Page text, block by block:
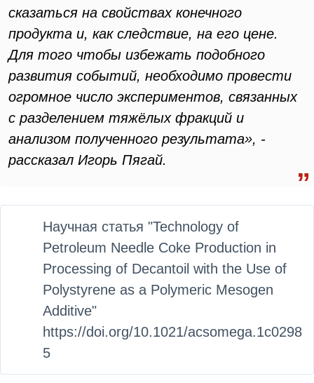
сказаться на свойствах конечного
продукта и, как следствие, на его цене.
Для того чтобы избежать подобного
развития событий, необходимо провести
огромное число экспериментов, связанных
с разделением тяжёлых фракций и
анализом полученного результата», -
рассказал Игорь Пягай.
Научная статья "Technology of
Petroleum Needle Coke Production in
Processing of Decantoil with the Use of
Polystyrene as a Polymeric Mesogen
Additive"
https://doi.org/10.1021/acsomega.1c0298
5